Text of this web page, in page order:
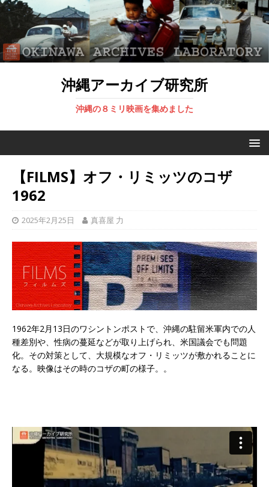
沖縄アーカイブ研究所
沖縄の８ミリ映画を集めました
【FILMS】オフ・リミッツのコザ
1962
2025年2月25日 真喜屋 力
1962年2月13日のワシントンポストで、沖縄の駐留米軍内での人
種差別や、性病の蔓延などが取り上げられ、米国議会でも問題
化。その対策として、大規模なオフ・リミッツが敷かれることに
なる。映像はその時のコザの町の様子。。